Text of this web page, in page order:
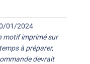
01/2024
motif imprimé sur
à préparer,
devrait